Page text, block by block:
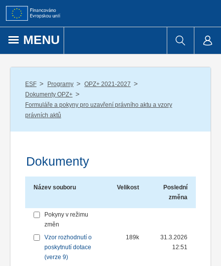
Přejít k obsahu
MENU
ESF / Programy / OPZ+ 2021-2027 /
Dokumenty OPZ+ /
Formuláře a pokyny pro uzavření právního aktu a vzory
právních aktů
Dokumenty
Název souboru Velikost
Poslední
změna
Pokyny v režimu
změn
Vzor rozhodnutí o
poskytnutí dotace
(verze 9)
189k
31.3.2026
12:51